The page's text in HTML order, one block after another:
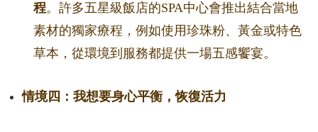
程。許多五星級飯店的SPA中心會推出結合當地
素材的獨家療程，例如使用珍珠粉、黃金或特色
草本，從環境到服務都提供一場五感饗宴。
情境四：我想要身心平衡，恢復活力